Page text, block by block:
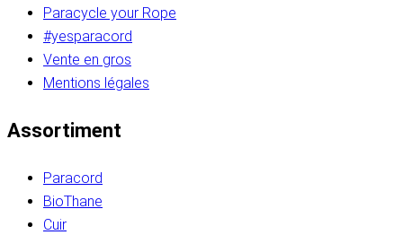
Paracycle your Rope
#yesparacord
Vente en gros
Mentions légales
Assortiment
Paracord
BioThane
Cuir